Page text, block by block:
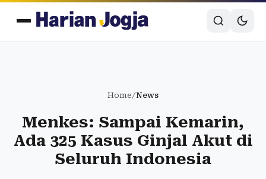
Home/News
Menkes: Sampai Kemarin,
Ada 325 Kasus Ginjal Akut di
Seluruh Indonesia